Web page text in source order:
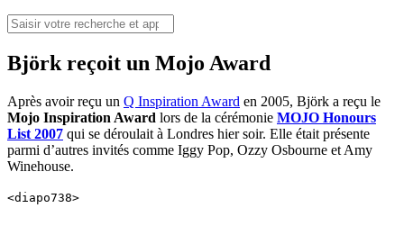
Björk reçoit un Mojo Award
Après avoir reçu un Q Inspiration Award en 2005, Björk a reçu le
Mojo Inspiration Award lors de la cérémonie MOJO Honours
List 2007 qui se déroulait à Londres hier soir. Elle était présente
parmi d’autres invités comme Iggy Pop, Ozzy Osbourne et Amy
Winehouse.
<diapo738>